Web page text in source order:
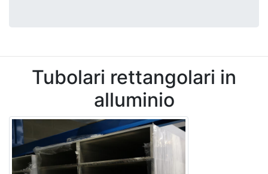
Tubolari rettangolari in
alluminio